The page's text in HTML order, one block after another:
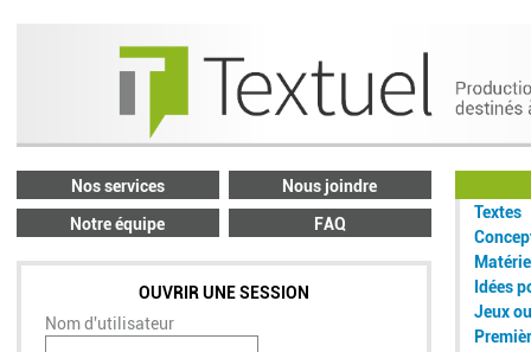
Nos services
Nous joindre
Notre équipe
FAQ
OUVRIR UNE SESSION
Nom d'utilisateur
Textes
Idées
Jeux